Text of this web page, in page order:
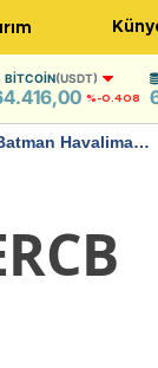
BITCOIN(USDT)
%-0.408
Havalimanı